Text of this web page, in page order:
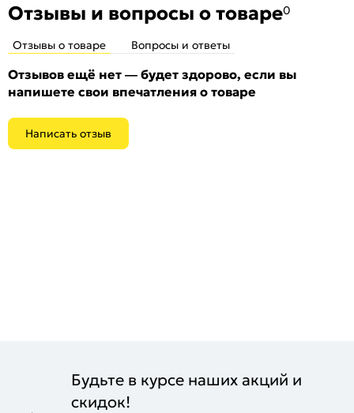
Отзывы и вопросы о товаре0
Отзывы о товаре Вопросы и ответы
Отзывов ещё нет — будет здорово, если вы
напишете свои впечатления о товаре
Написать отзыв
Будьте в курсе наших акций и
скидок!